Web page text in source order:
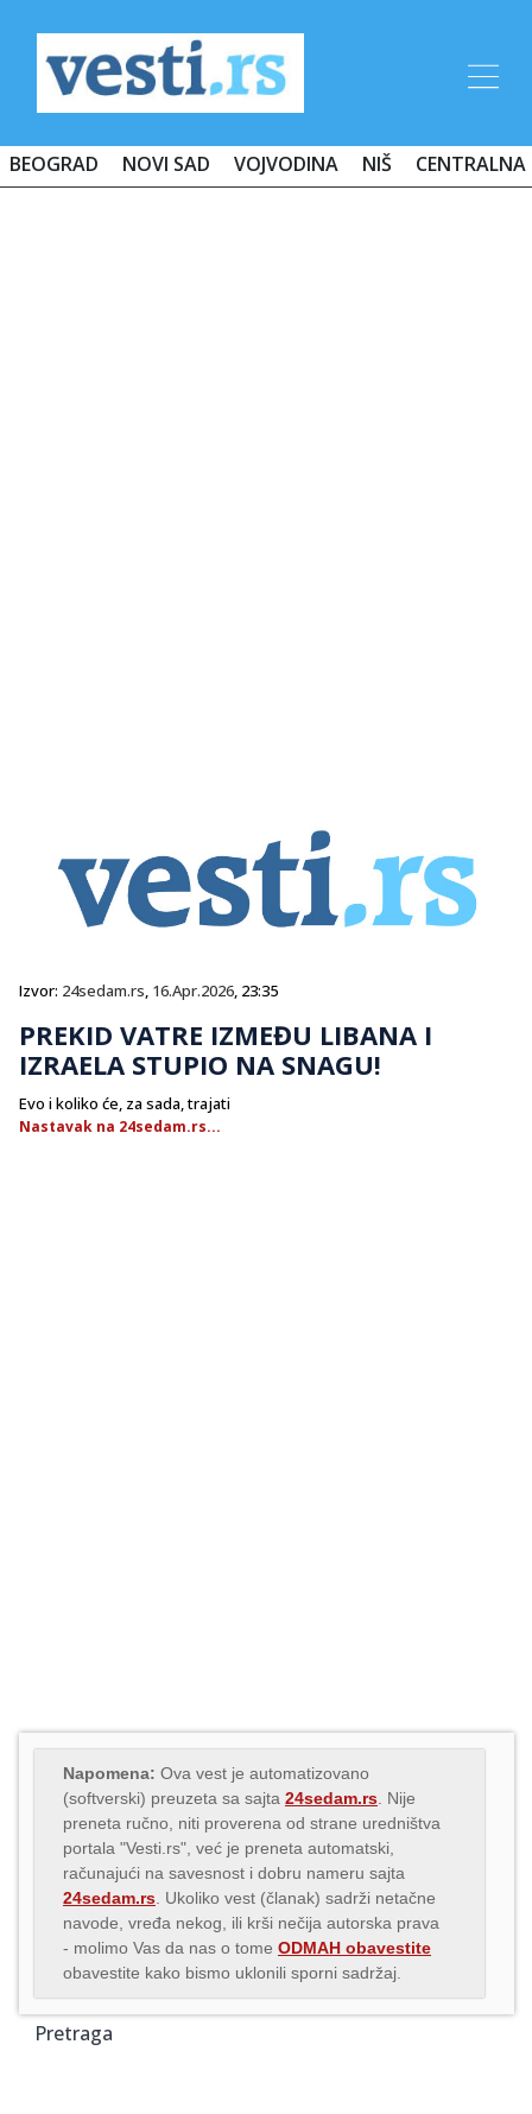
BEOGRAD NOVI SAD VOJVODINA NIŠ CENTRALNA
Izvor: 24sedam.rs, 16.Apr.2026, 23:35
PREKID VATRE IZMEĐU LIBANA I
IZRAELA STUPIO NA SNAGU!
Evo i koliko će, za sada, trajati
Nastavak na 24sedam.rs...
Napomena: Ova vest je automatizovano
(softverski) preuzeta sa sajta 24sedam.rs . Nije
preneta ručno, niti proverena od strane uredništva
portala "Vesti.rs", već je preneta automatski,
računajući na savesnost i dobru nameru sajta
24sedam.rs . Ukoliko vest (članak) sadrži netačne
navode, vređa nekog, ili krši nečija autorska prava
- molimo Vas da nas o tome ODMAH obavestite
obavestite kako bismo uklonili sporni sadržaj.
Pretraga